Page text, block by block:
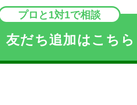
プロと1対1で相談
友だち追加はこちら